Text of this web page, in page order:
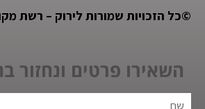
©כל הזכויות שמורות לירוק – רשת
השאירו פרטים ונחזור